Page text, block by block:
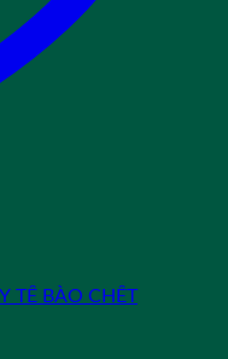
TẾ BÀO CHẾT